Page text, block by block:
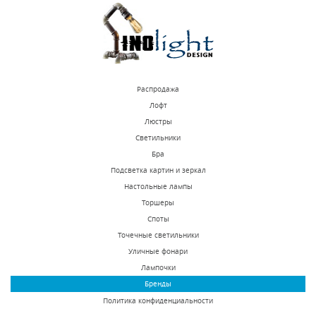
Распродажа
Лофт
Люстры
Светильники
Бра
Подсветка картин и зеркал
Настольные лампы
Торшеры
Споты
Точечные светильники
Уличные фонари
Лампочки
Бренды
Политика конфиденциальности